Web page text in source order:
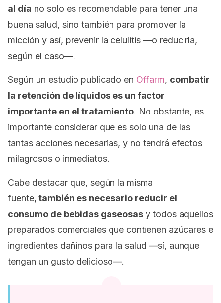
al día no solo es recomendable para tener una
buena salud, sino también para promover la
micción y así, prevenir la celulitis —o reducirla,
según el caso—.
Según un estudio publicado en Offarm, combatir
la retención de líquidos es un factor
importante en el tratamiento. No obstante, es
importante considerar que es solo una de las
tantas acciones necesarias, y no tendrá efectos
milagrosos o inmediatos.
Cabe destacar que, según la misma
fuente, también es necesario reducir el
consumo de bebidas gaseosas y todos aquellos
preparados comerciales que contienen azúcares e
ingredientes dañinos para la salud —sí, aunque
tengan un gusto delicioso—.